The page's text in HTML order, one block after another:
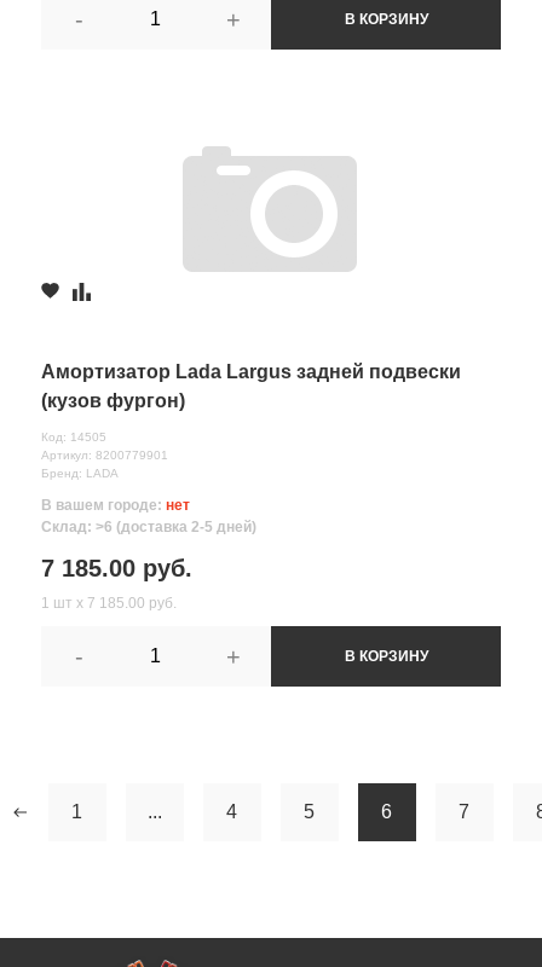
- + В КОРЗИНУ
Амортизатор Lada Largus задней подвески
(кузов фургон)
Код: 14505
Артикул: 8200779901
Бренд: LADA
В вашем городе: нет
Склад: >6 (доставка 2-5 дней)
7 185.00 руб.
1 шт х 7 185.00 руб.
- + В КОРЗИНУ
1 ... 4 5 6 7